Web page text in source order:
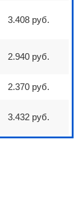
3.408 руб.
2.940 руб.
2.370 руб.
3.432 руб.